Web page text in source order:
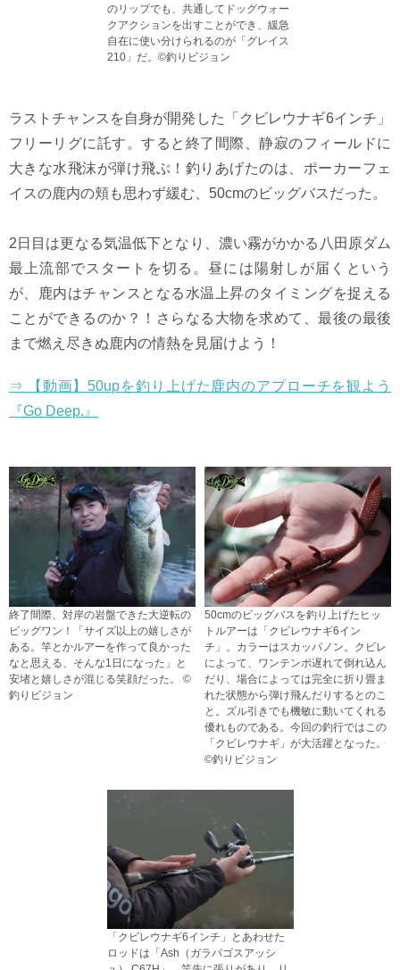
のリップでも、共通してドッグウォー
クアクションを出すことができ、緩急
自在に使い分けられるのが「グレイス
210」だ。©釣りビジョン
ラストチャンスを自身が開発した「クビレウナギ6インチ」
フリーリグに託す。すると終了間際、静寂のフィールドに
大きな水飛沫が弾け飛ぶ！釣りあげたのは、ポーカーフェ
イスの鹿内の頬も思わず緩む、50cmのビッグバスだった。
2日目は更なる気温低下となり、濃い霧がかかる八田原ダム
最上流部でスタートを切る。昼には陽射しが届くという
が、鹿内はチャンスとなる水温上昇のタイミングを捉える
ことができるのか？！さらなる大物を求めて、最後の最後
まで燃え尽きぬ鹿内の情熱を見届けよう！
⇒ 【動画】50upを釣り上げた鹿内のアプローチを観よう
『Go Deep.』
終了間際、対岸の岩盤できた大逆転の
ビッグワン！「サイズ以上の嬉しさが
ある。竿とかルアーを作って良かった
なと思える、そんな1日になった」と
安堵と嬉しさが混じる笑顔だった。 ©
釣りビジョン
50cmのビッグバスを釣り上げたヒッ
トルアーは「クビレウナギ6イン
チ」。カラーはスカッパノン。クビレ
によって、ワンテンポ遅れて倒れ込ん
だり、場合によっては完全に折り畳ま
れた状態から弾け飛んだりするとのこ
と。ズル引きでも機敏に動いてくれる
優れものである。今回の釣行ではこの
「クビレウナギ」が大活躍となった。
©釣りビジョン
「クビレウナギ6インチ」とあわせた
ロッドは「Ash（ガラパゴスアッシ